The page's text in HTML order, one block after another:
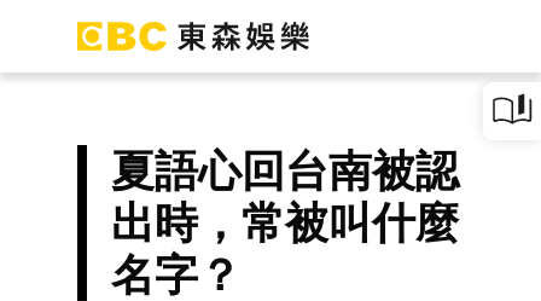
夏語心回台南被認
出時，常被叫什麼
名字？